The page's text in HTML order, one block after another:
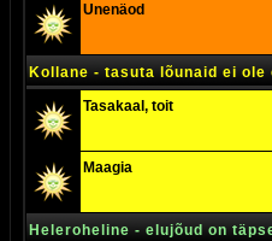
Unenäod
Kollane - tasuta lõunaid ei ole
Tasakaal, toit
Maagia
Heleroheline - elujõud on